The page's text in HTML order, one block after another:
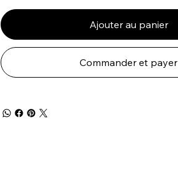
Ajouter au panier
Commander et payer